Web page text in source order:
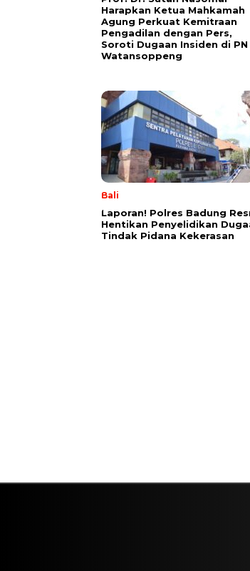
Harapkan Ketua Mahkamah
Agung Perkuat Kemitraan
Pengadilan dengan Pers,
Soroti Dugaan Insiden di PN
Watansoppeng
Bali
Laporan! Polres Badung
Hentikan Penyelidikan
Tindak Pidana Kekerasan